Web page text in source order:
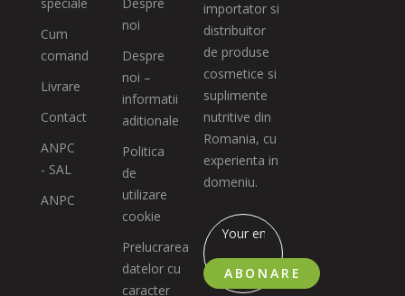
Cum
comand
Livrare
Contact
ANPC
- SAL
ANPC
noi
Despre
noi –
informatii
aditionale
Politica
de
utilizare
cookie
Prelucrarea
datelor cu
caracter
importator si
distribuitor
de produse
cosmetice si
suplimente
nutritive din
Romania, cu
experienta in
domeniu.
ABONARE